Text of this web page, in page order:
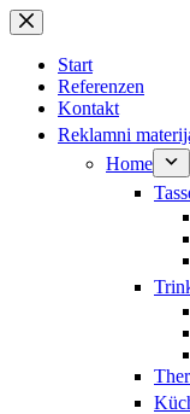
Zum
Inhalt
springenStart
Referenzen
Kontakt
Reklamni
Home